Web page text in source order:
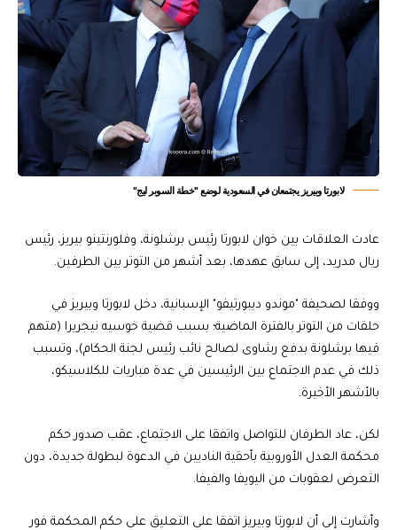
لابورتا وبيريز يجتمعان في السعودية لوضع "خطة السوبر ليج"
عادت العلاقات بين خوان لابورتا رئيس برشلونة، وفلورنتينو بيريز، رئيس
ريال مدريد، إلى سابق عهدها، بعد أشهر من التوتر بين الطرفين.
ووفقا لصحيفة "موندو ديبورتيفو" الإسبانية، دخل لابورتا وبيريز في
حلقات من التوتر بالفترة الماضية؛ بسبب قضية خوسيه نيجريرا (متهم
فيها برشلونة بدفع رشاوى لصالح نائب رئيس لجنة الحكام)، وتسبب
ذلك في عدم الاجتماع بين الرئيسين في عدة مباريات للكلاسيكو،
بالأشهر الأخيرة.
لكن، عاد الطرفان للتواصل واتفقا على الاجتماع، عقب صدور حكم
محكمة العدل الأوروبية بأحقية الناديين في الدعوة لبطولة جديدة، دون
التعرض لعقوبات من اليويفا والفيفا.
وأشارت إلى أن لابورتا وبيريز اتفقا على التعليق على حكم المحكمة فور